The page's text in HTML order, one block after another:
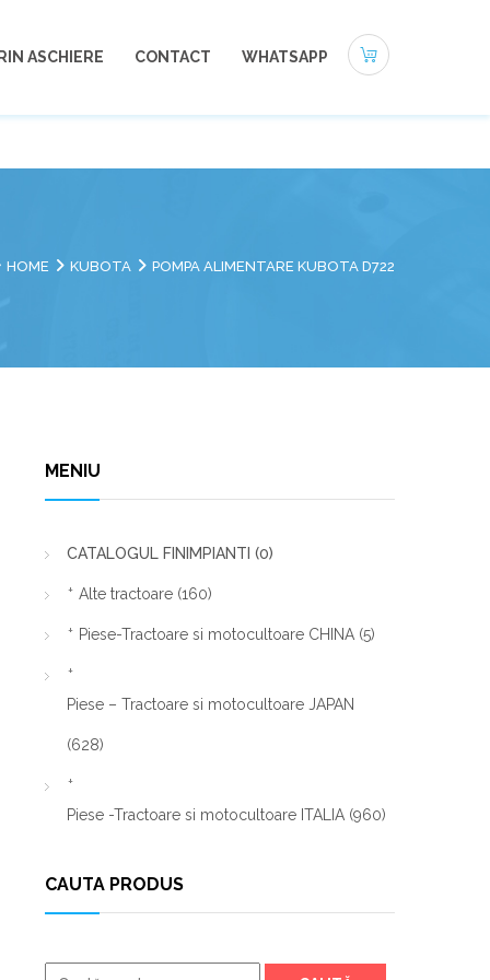
ASCHIERE CONTACT WHATSAPP
HOME KUBOTA POMPA ALIMENTARE KUBOTA D722
MENIU
CATALOGUL FINIMPIANTI (0)
Alte tractoare (160)
Piese-Tractoare si motocultoare CHINA (5)
Piese – Tractoare si motocultoare JAPAN
(628)
Piese -Tractoare si motocultoare ITALIA (960)
CAUTA PRODUS
Caută